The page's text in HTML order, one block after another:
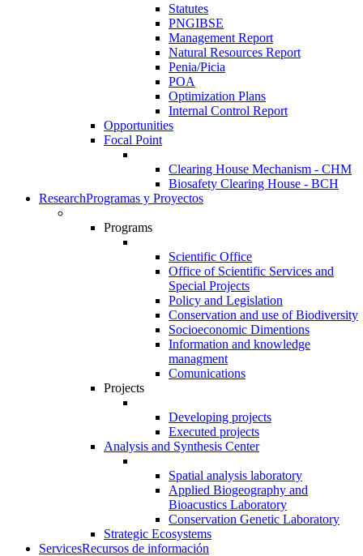
Statutes
PNGIBSE
Management Report
Natural Resources Report
Penia/Picia
POA
Optimization Plans
Internal Control Report
Opportunities
Focal Point
Clearing House Mechanism - CHM
Biosafety Clearing House - BCH
ResearchProgramas y Proyectos
Programs
Scientific Office
Office of Scientific Services and
Special Projects
Policy and Legislation
Conservation and use of Biodiversity
Socioeconomic Dimentions
Information and knowledge
managment
Comunications
Projects
Developing projects
Executed projects
Analysis and Synthesis Center
Spatial analysis laboratory
Applied Biogeography and
Bioacustics Laboratory
Conservation Genetic Laboratory
Strategic Ecosystems
ServicesRecursos de información